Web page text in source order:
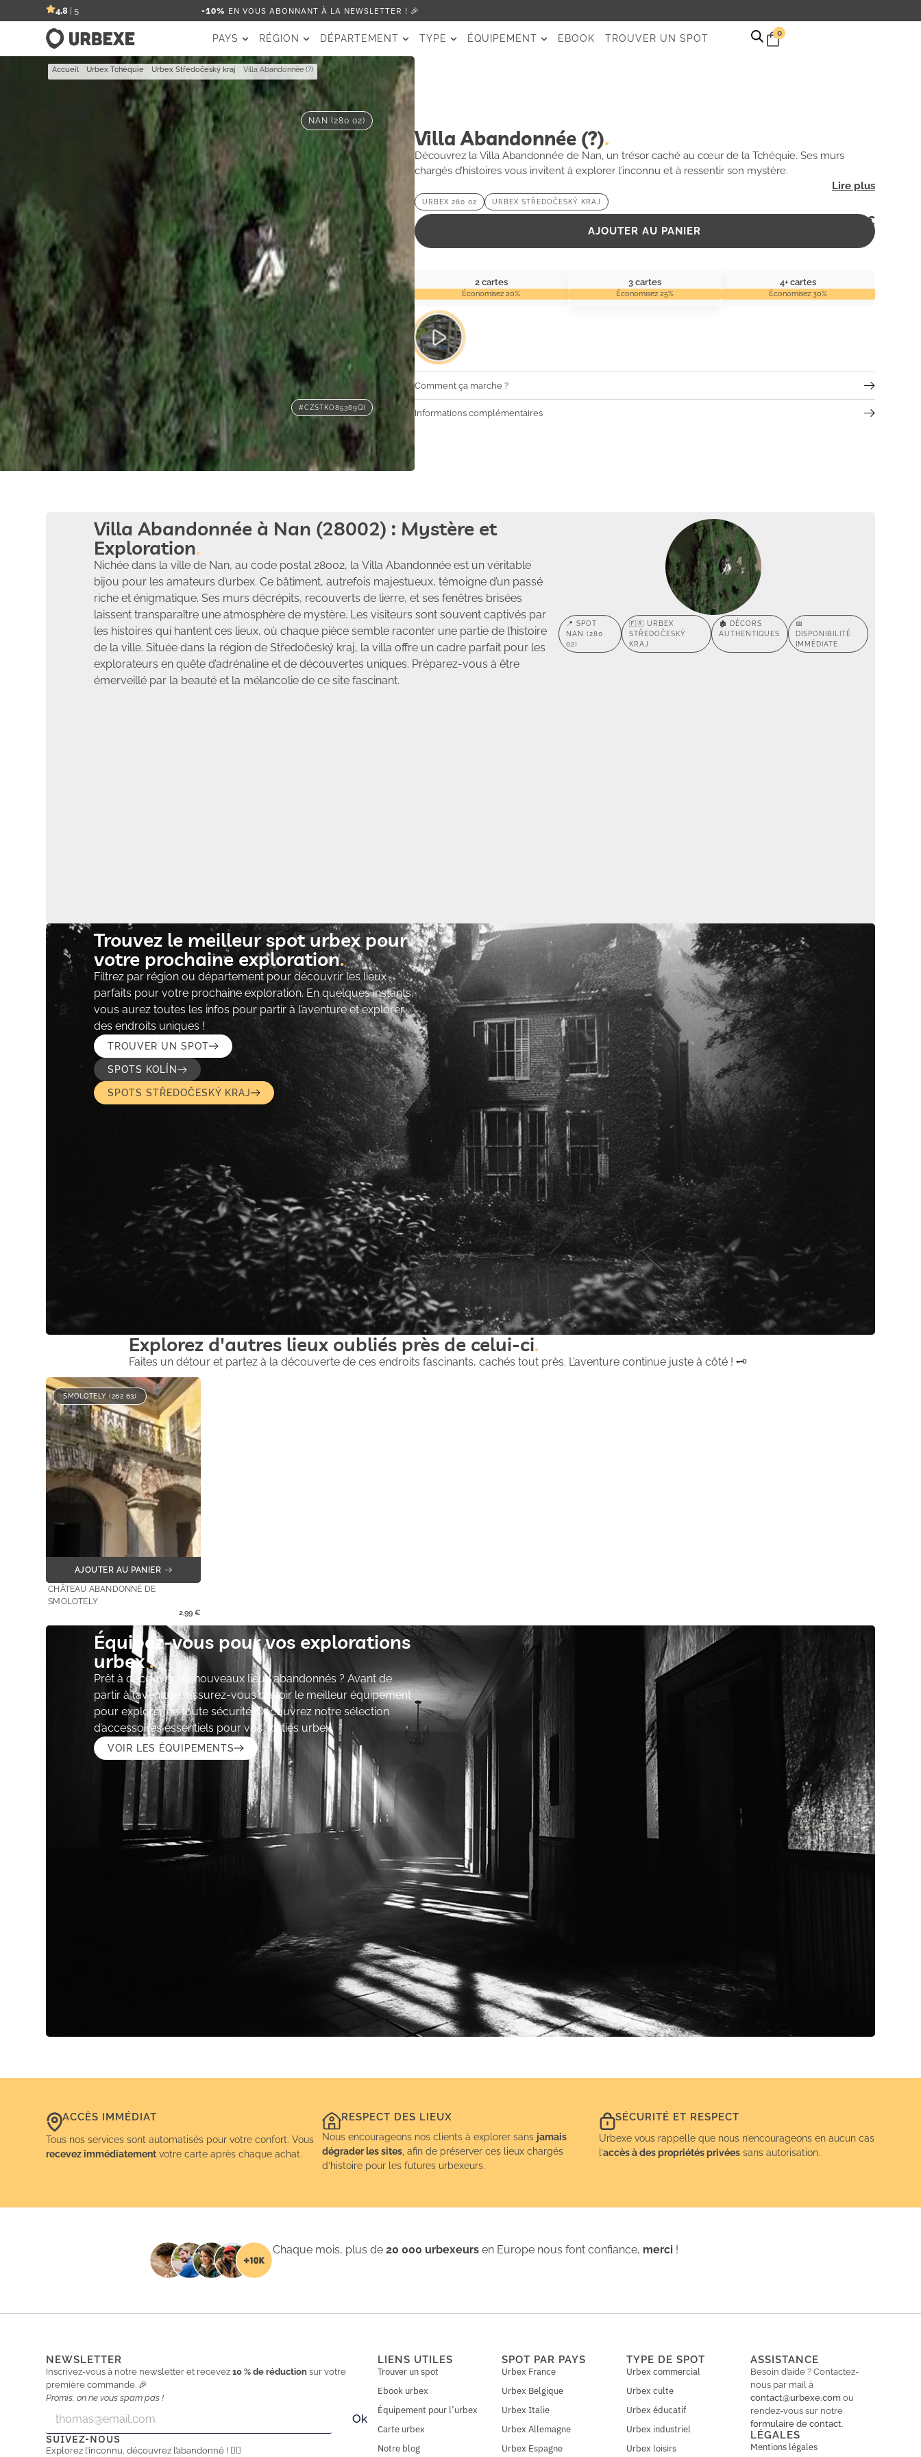
4,8 | 5 -10% EN VOUS ABONNANT À LA NEWSLETTER ! 🎉
PAYS RÉGION DÉPARTEMENT TYPE ÉQUIPEMENT EBOOK TROUVER UN SPOT
0
Accueil -Urbex Tchéquie -Urbex Středočeský kraj -Villa Abandonnée (?)
NAN (280 02)
#CZSTKO85369QI
Villa Abandonnée (?)
Découvrez la Villa Abandonnée de Nan, un trésor caché au cœur de la Tchéquie. Ses murs
chargés d’histoires vous invitent à explorer l’inconnu et à ressentir son mystère.
URBEX 280 02 URBEX STŘEDOČESKÝ KRAJ
2,99€
AJOUTER AU PANIER
2 cartes
Économisez 20%
3 cartes
Économisez 25%
4+ cartes
Économisez 30%
Comment ça marche ?
Informations complémentaires
Villa Abandonnée à Nan (28002) : Mystère et
Exploration
Nichée dans la ville de Nan, au code postal 28002, la Villa Abandonnée est un véritable
bijou pour les amateurs d’urbex. Ce bâtiment, autrefois majestueux, témoigne d’un passé
riche et énigmatique. Ses murs décrépits, recouverts de lierre, et ses fenêtres brisées
laissent transparaître une atmosphère de mystère. Les visiteurs sont souvent captivés par
les histoires qui hantent ces lieux, où chaque pièce semble raconter une partie de l’histoire
de la ville. Située dans la région de Středočeský kraj, la villa offre un cadre parfait pour les
explorateurs en quête d’adrénaline et de découvertes uniques. Préparez-vous à être
émerveillé par la beauté et la mélancolie de ce site fascinant.
📍 SPOT
NAN (280
02)
🇫🇷 URBEX
STŘEDOČESKÝ
KRAJ
🏚️ DÉCORS
AUTHENTIQUES
📅
DISPONIBILITÉ
IMMÉDIATE
Trouvez le meilleur spot urbex pour
votre prochaine exploration​
Filtrez par région ou département pour découvrir les lieux
parfaits pour votre prochaine exploration. En quelques instants,
vous aurez toutes les infos pour partir à l’aventure et explorer
des endroits uniques !
TROUVER UN SPOT
SPOTS KOLÍN
SPOTS STŘEDOČESKÝ KRAJ
Explorez d'autres lieux oubliés près de celui-ci
Faites un détour et partez à la découverte de ces endroits fascinants, cachés tout près. L’aventure continue juste à côté ! 🗝️
SMOLOTELY (262 63)
AJOUTER AU PANIER
CHÂTEAU ABANDONNÉ DE
SMOLOTELY
2,99€
Équipez-vous pour vos explorations
urbex
Prêt à découvrir de nouveaux lieux abandonnés ? Avant de
partir à l’aventure, assurez-vous d’avoir le meilleur équipement
pour explorer en toute sécurité. Découvrez notre sélection
d’accessoires essentiels pour vos sorties urbex.
VOIR LES ÉQUIPEMENTS
ACCÈS IMMÉDIAT
Tous nos services sont automatisés pour votre confort. Vous
recevez immédiatement votre carte après chaque achat.
RESPECT DES LIEUX
Nous encourageons nos clients à explorer sans jamais
dégrader les sites , afin de préserver ces lieux chargés
d’histoire pour les futures urbexeurs.
SÉCURITÉ ET RESPECT
Urbexe vous rappelle que nous n’encourageons en aucun cas
l’accès à des propriétés privéessans autorisation.
Chaque mois, plus de20 000 urbexeurs en Europe nous font confiance, merci !
NEWSLETTER
Inscrivez-vous à notre newsletter et recevez10 % de réduction sur votre
première commande. 🎉
Promis, on ne vous spam pas !
a
i
a
i
Ok
SUIVEZ-NOUS
Explorez l’inconnu, découvrez l’abandonné ! 🕵️‍♂️
LIENS UTILES
Trouver un spot
Ebook urbex
Équipement pour l’urbex
Carte urbex
Notre blog
SPOT PAR PAYS
Urbex France
Urbex Belgique
Urbex Italie
Urbex Allemagne
Urbex Espagne
TYPE DE SPOT
Urbex commercial
Urbex culte
Urbex éducatif
Urbex industriel
Urbex loisirs
ASSISTANCE
Besoin d’aide ? Contactez-
nous par mail à
contact@urbexe.com ou
rendez-vous sur notre
formulaire de contact.
LÉGALES
Mentions légales